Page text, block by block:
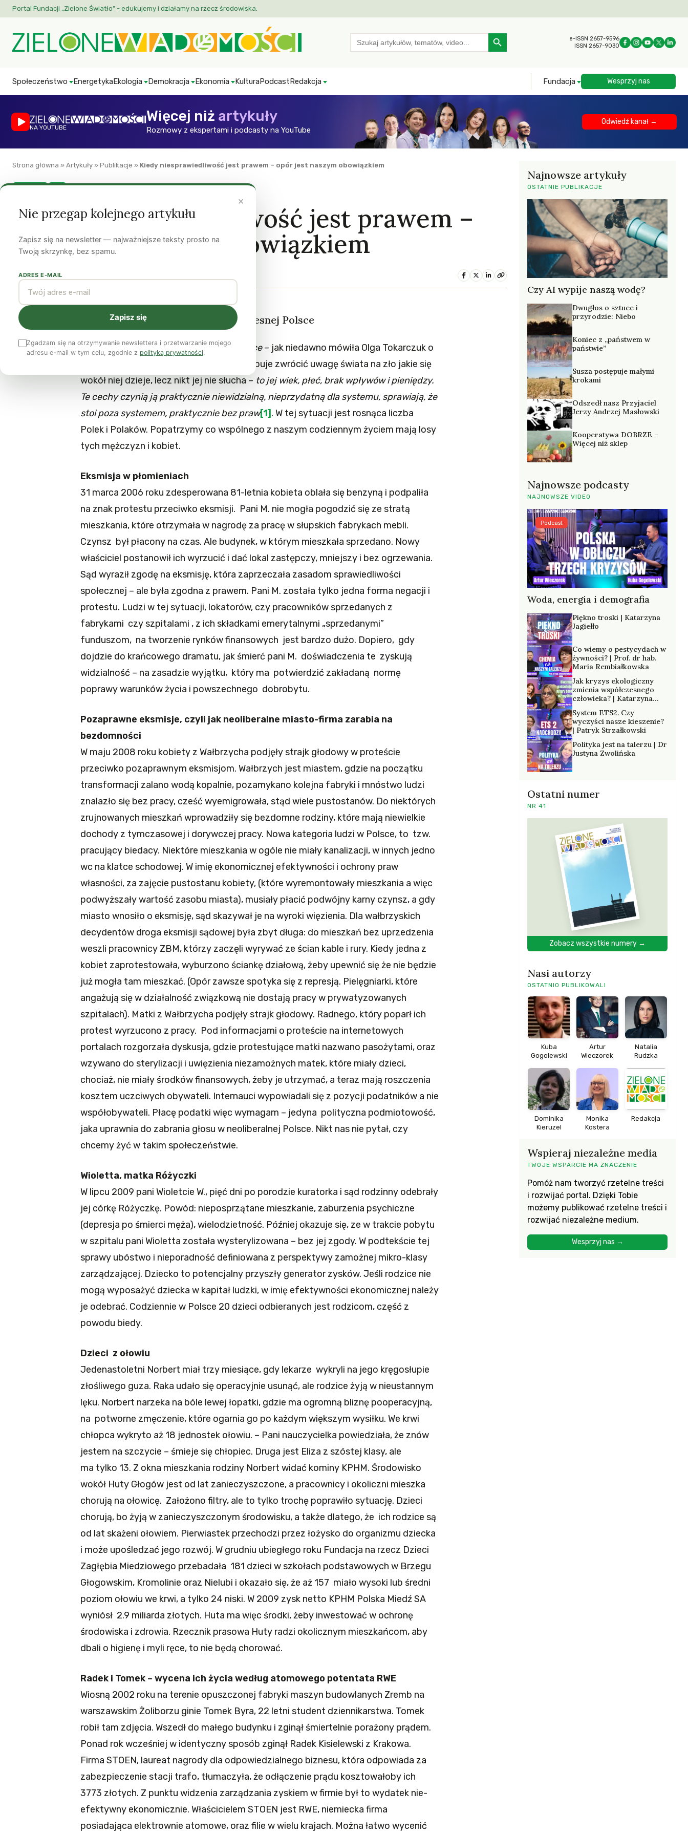
Portal Fundacji „Zielone Światło” - edukujemy i działamy na rzecz środowiska.
Search
for:
Search Button
e-ISSN 2657-9596
ISSN 2657-9030
Społeczeństwo EnergetykaEkologia Demokracja Ekonomia KulturaPodcastRedakcja Fundacja Wesprzyj nas
NA YOUTUBE
Więcej niż artykuły
Rozmowy z ekspertami i podcasty na YouTube
Odwiedź kanał →
Strona główna » Artykuły » Publikacje » Kiedy niesprawiedliwość jest prawem – opór jest naszym obowiązkiem
Kiedy niesprawiedliwość jest prawem –
opór jest naszym obowiązkiem
Ewa Charkiewicz
Ucisk i destrukcja ciała we współczesnej Polsce
Trzy najgorsze grzechy człowieka w Polsce– jak niedawno mówiła Olga Tokarczuk o
bohaterce swojej nowej książki, która próbuje zwrócić uwagę świata na zło jakie się
wokół niej dzieje, lecz nikt jej nie słucha – to jej wiek, płeć, brak wpływów i pieniędzy.
Te cechy czynią ją praktycznie niewidzialną, nieprzydatną dla systemu, sprawiają, że
stoi poza systemem, praktycznie bez praw[1] . W tej sytuacji jest rosnąca liczba
Polek i Polaków. Popatrzymy co wspólnego z naszym codziennym życiem mają losy
tych mężczyzn i kobiet.
Eksmisja w płomieniach
31 marca 2006 roku zdesperowana 81-letnia kobieta oblała się benzyną i podpaliła
na znak protestu przeciwko eksmisji. Pani M. nie mogła pogodzić się ze stratą
mieszkania, które otrzymała w nagrodę za pracę w słupskich fabrykach mebli.
Czynsz był płacony na czas. Ale budynek, w którym mieszkała sprzedano. Nowy
właściciel postanowił ich wyrzucić i dać lokal zastępczy, mniejszy i bez ogrzewania.
Sąd wyraził zgodę na eksmisję, która zaprzeczała zasadom sprawiedliwości
społecznej – ale była zgodna z prawem. Pani M. została tylko jedna forma negacji i
protestu. Ludzi w tej sytuacji, lokatorów, czy pracowników sprzedanych z
fabrykami czy szpitalami , z ich składkami emerytalnymi „sprzedanymi”
funduszom, na tworzenie rynków finansowych jest bardzo dużo. Dopiero, gdy
dojdzie do krańcowego dramatu, jak śmierć pani M. doświadczenia te zyskują
widzialność – na zasadzie wyjątku, który ma potwierdzić zakładaną normę
poprawy warunków życia i powszechnego dobrobytu.
Pozaprawne eksmisje, czyli jak neoliberalne miasto-firma zarabia na
bezdomności
W maju 2008 roku kobiety z Wałbrzycha podjęły strajk głodowy w proteście
przeciwko pozaprawnym eksmisjom. Wałbrzych jest miastem, gdzie na początku
transformacji zalano wodą kopalnie, pozamykano kolejna fabryki i mnóstwo ludzi
znalazło się bez pracy, cześć wyemigrowała, stąd wiele pustostanów. Do niektórych
zrujnowanych mieszkań wprowadziły się bezdomne rodziny, które mają niewielkie
dochody z tymczasowej i dorywczej pracy. Nowa kategoria ludzi w Polsce, to tzw.
pracujący biedacy. Niektóre mieszkania w ogóle nie miały kanalizacji, w innych jedno
wc na klatce schodowej. W imię ekonomicznej efektywności i ochrony praw
własności, za zajęcie pustostanu kobiety, (które wyremontowały mieszkania a więc
podwyższały wartość zasobu miasta), musiały płacić podwójny karny czynsz, a gdy
miasto wnosiło o eksmisję, sąd skazywał je na wyroki więzienia. Dla wałbrzyskich
decydentów droga eksmisji sądowej była zbyt długa: do mieszkań bez uprzedzenia
weszli pracownicy ZBM, którzy zaczęli wyrywać ze ścian kable i rury. Kiedy jedna z
kobiet zaprotestowała, wyburzono ściankę działową, żeby upewnić się że nie będzie
już mogła tam mieszkać. (Opór zawsze spotyka się z represją. Pielęgniarki, które
angażują się w działalność związkową nie dostają pracy w prywatyzowanych
szpitalach). Matki z Wałbrzycha podjęły strajk głodowy. Radnego, który poparł ich
protest wyrzucono z pracy. Pod informacjami o proteście na internetowych
portalach rozgorzała dyskusja, gdzie protestujące matki nazwano pasożytami, oraz
wzywano do sterylizacji i uwięzienia niezamożnych matek, które miały dzieci,
chociaż, nie miały środków finansowych, żeby je utrzymać, a teraz mają roszczenia
kosztem uczciwych obywateli. Internauci wypowiadali się z pozycji podatników a nie
współobywateli. Płacę podatki więc wymagam – jedyna polityczna podmiotowość,
jaka uprawnia do zabrania głosu w neoliberalnej Polsce. Nikt nas nie pytał, czy
chcemy żyć w takim społeczeństwie.
Wioletta, matka Różyczki
W lipcu 2009 pani Wioletcie W., pięć dni po porodzie kuratorka i sąd rodzinny odebrały
jej córkę Różyczkę. Powód: nieposprzątane mieszkanie, zaburzenia psychiczne
(depresja po śmierci męża), wielodzietność. Później okazuje się, ze w trakcie pobytu
w szpitalu pani Wioletta została wysterylizowana – bez jej zgody. W podtekście tej
sprawy ubóstwo i nieporadność definiowana z perspektywy zamożnej mikro-klasy
zarządzającej. Dziecko to potencjalny przyszły generator zysków. Jeśli rodzice nie
mogą wyposażyć dziecka w kapitał ludzki, w imię efektywności ekonomicznej należy
je odebrać. Codziennie w Polsce 20 dzieci odbieranych jest rodzicom, część z
powodu biedy.
Dzieci z ołowiu
Jedenastoletni Norbert miał trzy miesiące, gdy lekarze wykryli na jego kręgosłupie
złośliwego guza. Raka udało się operacyjnie usunąć, ale rodzice żyją w nieustannym
lęku. Norbert narzeka na bóle lewej łopatki, gdzie ma ogromną bliznę pooperacyjną,
na potworne zmęczenie, które ogarnia go po każdym większym wysiłku. We krwi
chłopca wykryto aż 18 jednostek ołowiu. – Pani nauczycielka powiedziała, że znów
jestem na szczycie – śmieje się chłopiec. Druga jest Eliza z szóstej klasy, ale
ma tylko 13. Z okna mieszkania rodziny Norbert widać kominy KPHM. Środowisko
wokół Huty Głogów jest od lat zanieczyszczone, a pracownicy i okoliczni mieszka
chorują na ołowicę. Założono filtry, ale to tylko trochę poprawiło sytuację. Dzieci
chorują, bo żyją w zanieczyszczonym środowisku, a także dlatego, że ich rodzice są
od lat skażeni ołowiem. Pierwiastek przechodzi przez łożysko do organizmu dziecka
i może upośledzać jego rozwój. W grudniu ubiegłego roku Fundacja na rzecz Dzieci
Zagłębia Miedziowego przebadała 181 dzieci w szkołach podstawowych w Brzegu
Głogowskim, Kromolinie oraz Nielubi i okazało się, że aż 157 miało wysoki lub średni
poziom ołowiu we krwi, a tylko 24 niski. W 2009 zysk netto KPHM Polska Miedź SA
wyniósł 2.9 miliarda złotych. Huta ma więc środki, żeby inwestować w ochronę
środowiska i zdrowia. Rzecznik prasowa Huty radzi okolicznym mieszkańcom, aby
dbali o higienę i myli ręce, to nie będą chorować.
Radek i Tomek – wycena ich życia według atomowego potentata RWE
Wiosną 2002 roku na terenie opuszczonej fabryki maszyn budowlanych Zremb na
warszawskim Żoliborzu ginie Tomek Byra, 22 letni student dziennikarstwa. Tomek
robił tam zdjęcia. Wszedł do małego budynku i zginął śmiertelnie porażony prądem.
Ponad rok wcześniej w identyczny sposób zginął Radek Kisielewski z Krakowa.
Firma STOEN, laureat nagrody dla odpowiedzialnego biznesu, która odpowiada za
zabezpieczenie stacji trafo, tłumaczyła, że odłączenie prądu kosztowałoby ich
3773 złotych. Z punktu widzenia zarządzania zyskiem w firmie był to wydatek nie-
efektywny ekonomicznie. Właścicielem STOEN jest RWE, niemiecka firma
posiadająca elektrownie atomowe, oraz filie w wielu krajach. Można łatwo wycenić
Najnowsze artykuły
OSTATNIE PUBLIKACJE
Czy AI wypije naszą wodę?
Dwugłos o sztuce i
przyrodzie: Niebo
Koniec z „państwem w
państwie”
Susza postępuje małymi
krokami
Odszedł nasz Przyjaciel
Jerzy Andrzej Masłowski
Kooperatywa DOBRZE –
Więcej niż sklep
Najnowsze podcasty
NAJNOWSZE VIDEO
Woda, energia i demografia
Podcast
Piękno troski | Katarzyna
Jagiełło
Co wiemy o pestycydach w
żywności? | Prof. dr hab.
Maria Rembiałkowska
Jak kryzys ekologiczny
zmienia współczesnego
człowieka? | Katarzyna
System ETS2. Czy
wyczyści nasze kieszenie?
| Patryk Strzałkowski
Polityka jest na talerzu | Dr
Justyna Zwolińska
Ostatni numer
NR 41
Zobacz wszystkie numery →
Nasi autorzy
OSTATNIO PUBLIKOWALI
Kuba
Gogolewski
Artur
Wieczorek
Natalia
Rudzka
Dominika
Kieruzel
Monika
Kostera
Redakcja
Wspieraj niezależne media
TWOJE WSPARCIE MA ZNACZENIE
Pomóż nam tworzyć rzetelne treści
i rozwijać portal. Dzięki Tobie
możemy publikować rzetelne treści i
rozwijać niezależne medium.
Wesprzyj nas →
×
Nie przegap kolejnego artykułu
Zapisz się na newsletter — najważniejsze teksty prosto na
Twoją skrzynkę, bez spamu.
ADRES E-MAIL
Zapisz się
Zgadzam się na otrzymywanie newslettera i przetwarzanie mojego
adresu e-mail w tym celu, zgodnie z polityką prywatności.